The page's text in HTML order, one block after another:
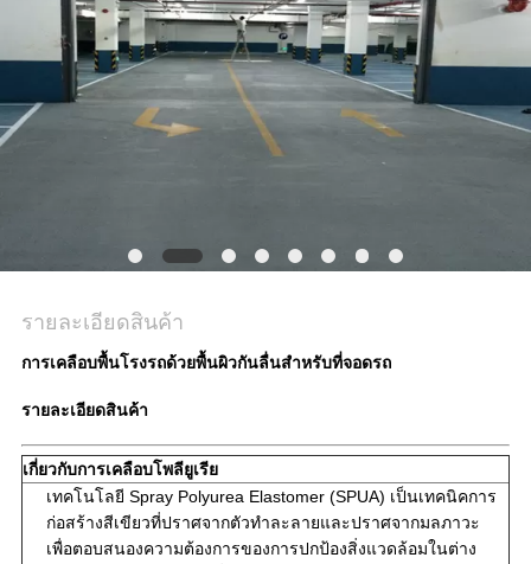
PRIVACY
POLICY
รายละเอียดสินค้า
การเคลือบพื้นโรงรถด้วยพื้นผิวกันลื่นสำหรับที่จอดรถ
รายละเอียดสินค้า
เกี่ยวกับการเคลือบโพลียูเรีย
เทคโนโลยี Spray Polyurea Elastomer (SPUA) เป็นเทคนิคการ
ก่อสร้างสีเขียวที่ปราศจากตัวทำละลายและปราศจากมลภาวะ
เพื่อตอบสนองความต้องการของการปกป้องสิ่งแวดล้อมในต่าง